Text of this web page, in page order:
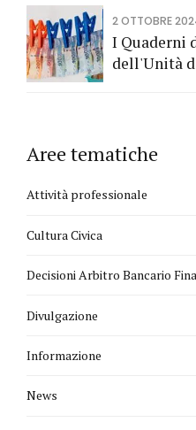
2 OTTOBRE
I Quaderni
dell'Unità
Aree tematiche
Attività professionale
Cultura Civica
Decisioni Arbitro Bancario
Divulgazione
Informazione
News